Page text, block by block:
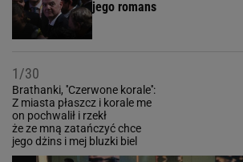
jego romans
1/30
Brathanki, ''Czerwone korale'':
Z miasta płaszcz i korale me
on pochwalił i rzekł
że ze mną zatańczyć chce
jego dżins i mej bluzki biel